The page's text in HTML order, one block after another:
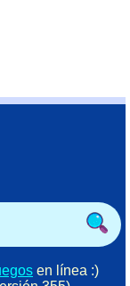
en línea :)